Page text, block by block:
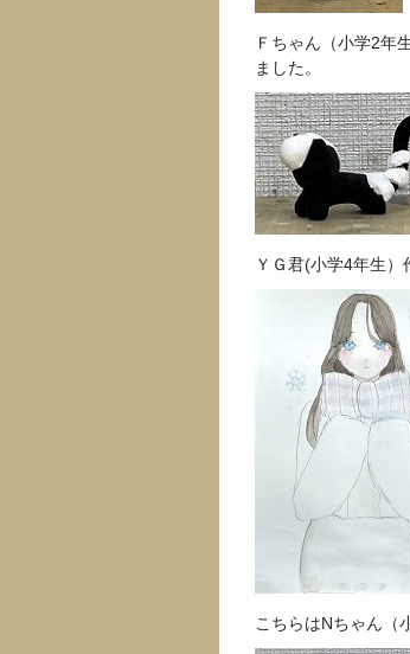
Ｆちゃん（小学2年
ました。
ＹＧ君(小学4年生）
こちらはNちゃん（